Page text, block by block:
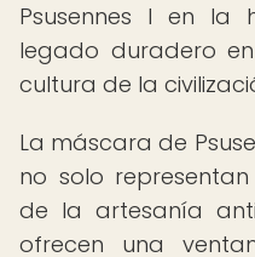
Psusennes I en la
legado duradero
cultura de la
La máscara de
no solo
de la artesanía
ofrecen una